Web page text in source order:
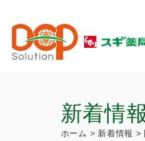
新着情報
ホーム > 新着情報 >